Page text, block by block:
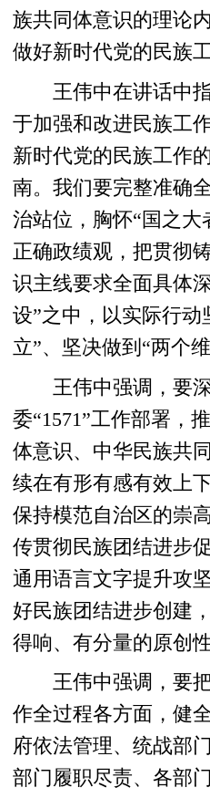
族共同体意识的理论
做好新时代党的民族
王伟中在讲话中指
于加强和改进民族工
新时代党的民族工作
南。我们要完整准确
治站位，胸怀“国之
正确政绩观，把贯彻
识主线要求全面具体
设”之中，以实际行动
立”、坚决做到“两个维
王伟中强调，要深
委“1571”工作部署，
体意识、中华民族共
续在有形有感有效上
保持模范自治区的崇
传贯彻民族团结进步
通用语言文字提升攻
好民族团结进步创建
得响、有分量的原创
王伟中强调，要把
作全过程各方面，健
府依法管理、统战部
部门履职尽责、各部